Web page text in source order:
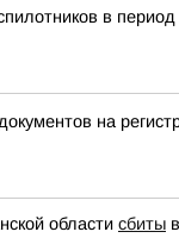
в
на
области сбиты